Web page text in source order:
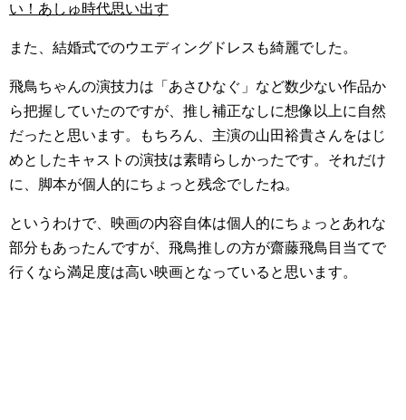
い！あしゅ時代思い出す
また、結婚式でのウエディングドレスも綺麗でした。
飛鳥ちゃんの演技力は「あさひなぐ」など数少ない作品か
ら把握していたのですが、推し補正なしに想像以上に自然
だったと思います。もちろん、主演の山田裕貴さんをはじ
めとしたキャストの演技は素晴らしかったです。それだけ
に、脚本が個人的にちょっと残念でしたね。
というわけで、映画の内容自体は個人的にちょっとあれな
部分もあったんですが、飛鳥推しの方が齋藤飛鳥目当てで
行くなら満足度は高い映画となっていると思います。